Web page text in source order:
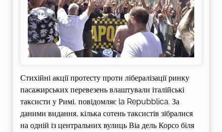
Стихійні акції протесту проти лібералізації ринку
пасажирських перевезень влаштували італійські
таксисти у Римі, повідомляє la Repubblica. За
даними видання, кілька сотень таксистів зібралися
на одній із центральних вулиць Віа дель Корсо біля